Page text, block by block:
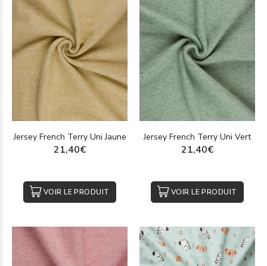
Jersey French Terry Uni Jaune
21,40€
VOIR LE PRODUIT
Jersey French Terry Uni Vert
21,40€
VOIR LE PRODUIT